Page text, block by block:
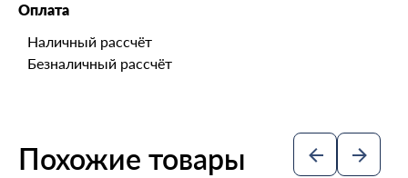
Оплата
Наличный рассчёт
Безналичный рассчёт
Похожие товары